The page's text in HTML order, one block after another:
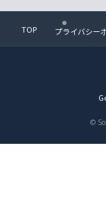
TOP プライバシー
©